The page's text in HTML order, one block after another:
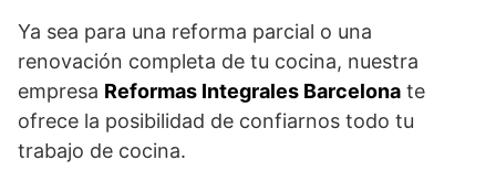
Ya sea para una reforma parcial o una
renovación completa de tu cocina, nuestra
empresa Reformas Integrales Barcelona te
ofrece la posibilidad de confiarnos todo tu
trabajo de cocina.